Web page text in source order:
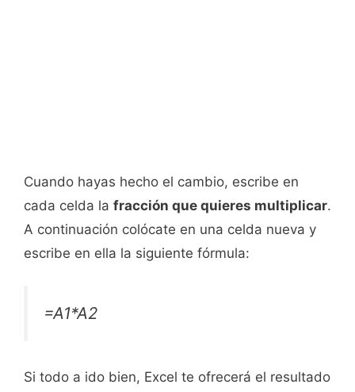
Cuando hayas hecho el cambio, escribe en
cada celda la fracción que quieres multiplicar.
A continuación colócate en una celda nueva y
escribe en ella la siguiente fórmula:
=A1*A2
Si todo a ido bien, Excel te ofrecerá el resultado